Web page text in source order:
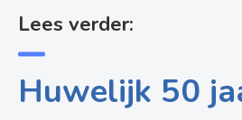
Lees verder:
Huwelijk 50